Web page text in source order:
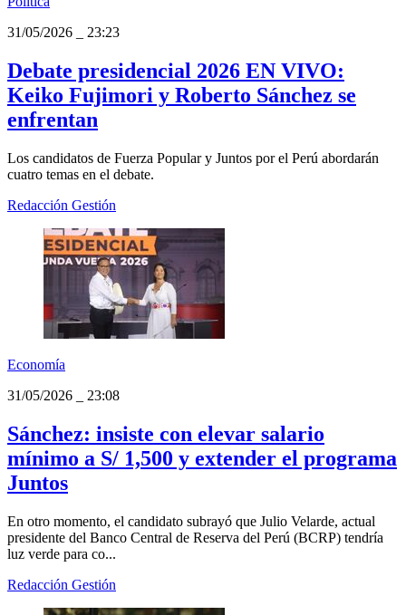
31/05/2026
23:23
Debate presidencial 2026 EN VIVO:
Keiko Fujimori y Roberto Sánchez se
enfrentan
Los candidatos de Fuerza Popular y Juntos por el Perú abordarán
cuatro temas en el debate.
Redacción Gestión
Economía
31/05/2026
23:08
Sánchez: insiste con elevar salario
mínimo a S/ 1,500 y extender el programa
Juntos
En otro momento, el candidato subrayó que Julio Velarde, actual
presidente del Banco Central de Reserva del Perú (BCRP) tendría
luz verde para co...
Redacción Gestión